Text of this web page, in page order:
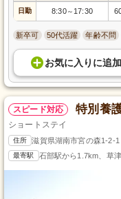
日勤 8:30～ 17:30
新卒可 50代活躍 年齢不問
お気に入り に追加
スピード対応 特別養
ショートステイ
住所 滋賀県湖南市宮の森1-2-1
最寄駅 石部駅から1.7km、草